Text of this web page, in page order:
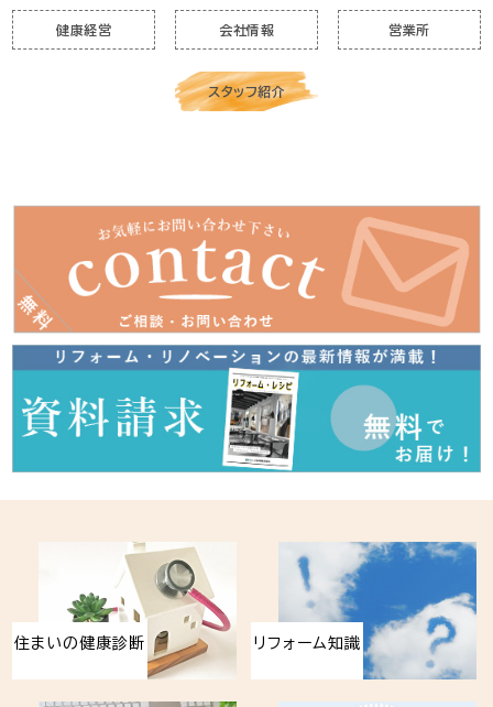
健康経営 会社情報 営業所
スタッフ紹介
住まいの健康診断 リフォーム知識